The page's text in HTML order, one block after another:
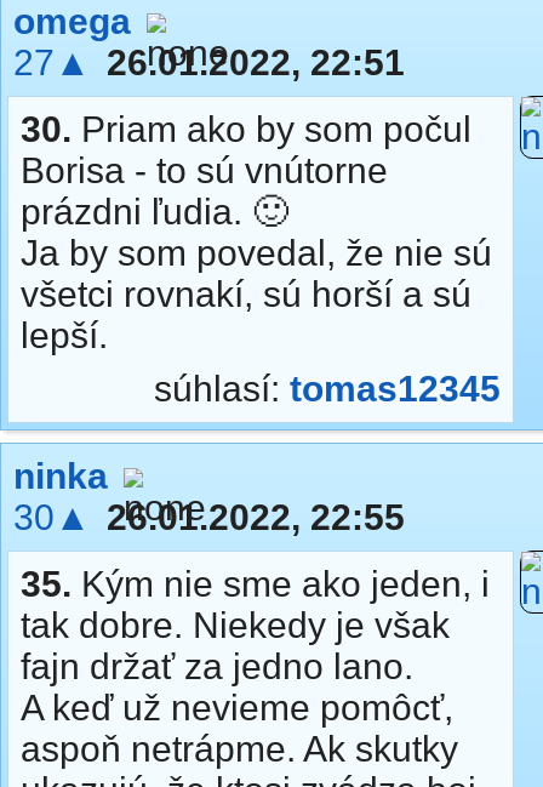
omega
27▲
26.01.2022, 22:51
30. Priam ako by som počul
Borisa - to sú vnútorne
prázdni ľudia. 🙂
Ja by som povedal, že nie sú
všetci rovnakí, sú horší a sú
lepší.
súhlasí: tomas12345
ninka
30▲
26.01.2022, 22:55
35. Kým nie sme ako jeden, i
tak dobre. Niekedy je však
fajn držať za jedno lano.
A keď už nevieme pomôcť,
aspoň netrápme. Ak skutky